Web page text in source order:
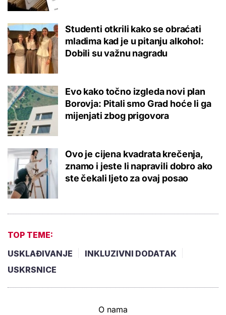
Studenti otkrili kako se obraćati
mladima kad je u pitanju alkohol:
Dobili su važnu nagradu
Evo kako točno izgleda novi plan
Borovja: Pitali smo Grad hoće li ga
mijenjati zbog prigovora
Ovo je cijena kvadrata krečenja,
znamo i jeste li napravili dobro ako
ste čekali ljeto za ovaj posao
TOP TEME:
USKLAĐIVANJE
INKLUZIVNI DODATAK
USKRSNICE
O nama